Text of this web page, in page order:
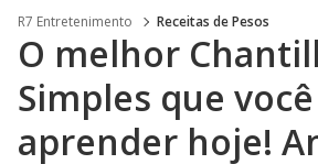
R7 Entretenimento Receitas de Pesos
O melhor
Simples que
aprender hoje!